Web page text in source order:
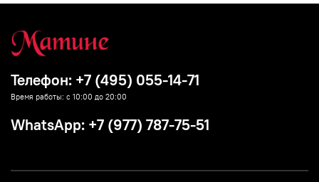
Телефон: +7 (495) 055-14-71
Время работы: с 10:00 до 20:00
WhatsApp: +7 (977) 787-75-51